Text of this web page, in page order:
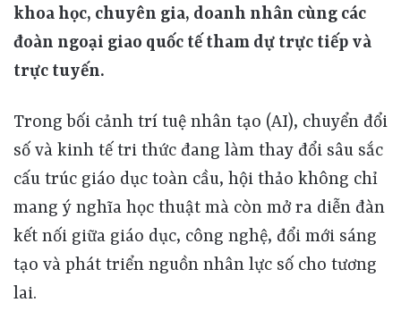
khoa học, chuyên gia, doanh nhân cùng các
đoàn ngoại giao quốc tế tham dự trực tiếp và
trực tuyến.
Trong bối cảnh trí tuệ nhân tạo (AI), chuyển đổi
số và kinh tế tri thức đang làm thay đổi sâu sắc
cấu trúc giáo dục toàn cầu, hội thảo không chỉ
mang ý nghĩa học thuật mà còn mở ra diễn đàn
kết nối giữa giáo dục, công nghệ, đổi mới sáng
tạo và phát triển nguồn nhân lực số cho tương
lai.